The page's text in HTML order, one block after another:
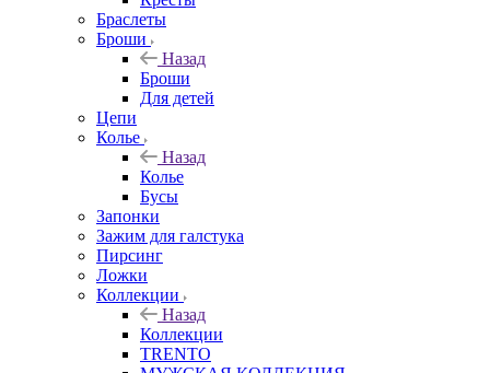
Браслеты
Броши
Назад
Броши
Для детей
Цепи
Колье
Назад
Колье
Бусы
Запонки
Зажим для галстука
Пирсинг
Ложки
Коллекции
Назад
Коллекции
TRENTO